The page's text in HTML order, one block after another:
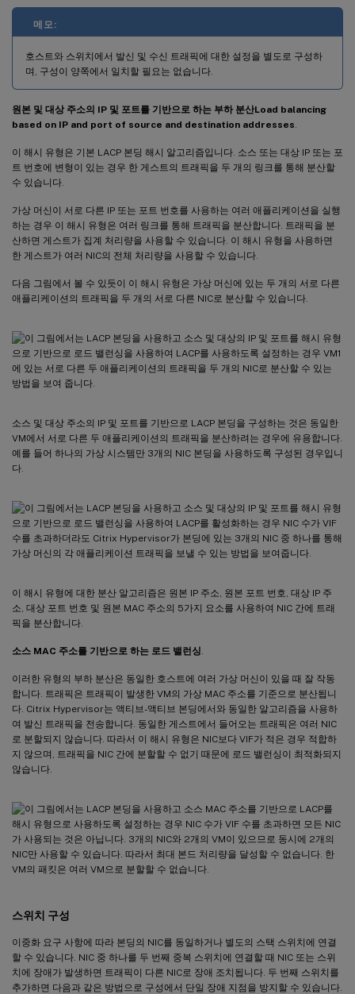
메모:
호스트와 스위치에서 발신 및 수신 트래픽에 대한 설정을 별도로 구성하
며, 구성이 양쪽에서 일치할 필요는 없습니다.
원본 및 대상 주소의 IP 및 포트를 기반으로 하는 부하 분산Load balancing
based on IP and port of source and destination addresses
이 해시 유형은 기본 LACP 본딩 해시 알고리즘입니다. 소스 또는 대상 IP 또는 포
트 번호에 변형이 있는 경우 한 게스트의 트래픽을 두 개의 링크를 통해 분산할
수 있습니다.
가상 머신이 서로 다른 IP 또는 포트 번호를 사용하는 여러 애플리케이션을 실행
하는 경우 이 해시 유형은 여러 링크를 통해 트래픽을 분산합니다. 트래픽을 분
산하면 게스트가 집계 처리량을 사용할 수 있습니다. 이 해시 유형을 사용하면
한 게스트가 여러 NIC의 전체 처리량을 사용할 수 있습니다.
다음 그림에서 볼 수 있듯이 이 해시 유형은 가상 머신에 있는 두 개의 서로 다른
애플리케이션의 트래픽을 두 개의 서로 다른 NIC로 분산할 수 있습니다.
소스 및 대상 주소의 IP 및 포트를 기반으로 LACP 본딩을 구성하는 것은 동일한
VM에서 서로 다른 두 애플리케이션의 트래픽을 분산하려는 경우에 유용합니다.
예를 들어 하나의 가상 시스템만 3개의 NIC 본딩을 사용하도록 구성된 경우입니
다.
이 해시 유형에 대한 분산 알고리즘은 원본 IP 주소, 원본 포트 번호, 대상 IP 주
소, 대상 포트 번호 및 원본 MAC 주소의 5가지 요소를 사용하여 NIC 간에 트래
픽을 분산합니다.
소스 MAC 주소를 기반으로 하는 로드 밸런싱
이러한 유형의 부하 분산은 동일한 호스트에 여러 가상 머신이 있을 때 잘 작동
합니다. 트래픽은 트래픽이 발생한 VM의 가상 MAC 주소를 기준으로 분산됩니
다. Citrix Hypervisor는 액티브-액티브 본딩에서와 동일한 알고리즘을 사용하
여 발신 트래픽을 전송합니다. 동일한 게스트에서 들어오는 트래픽은 여러 NIC
로 분할되지 않습니다. 따라서 이 해시 유형은 NIC보다 VIF가 적은 경우 적합하
지 않으며, 트래픽을 NIC 간에 분할할 수 없기 때문에 로드 밸런싱이 최적화되지
않습니다.
스위치 구성
이중화 요구 사항에 따라 본딩의 NIC를 동일하거나 별도의 스택 스위치에 연결
할 수 있습니다. NIC 중 하나를 두 번째 중복 스위치에 연결할 때 NIC 또는 스위
치에 장애가 발생하면 트래픽이 다른 NIC로 장애 조치됩니다. 두 번째 스위치를
추가하면 다음과 같은 방법으로 구성에서 단일 장애 지점을 방지할 수 있습니다.